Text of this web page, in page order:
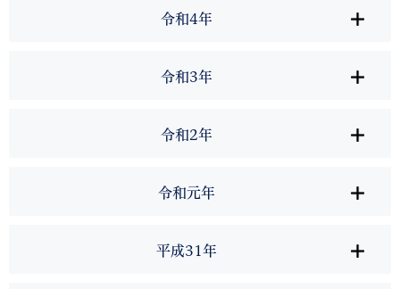
令和4年
令和3年
令和2年
令和元年
平成31年